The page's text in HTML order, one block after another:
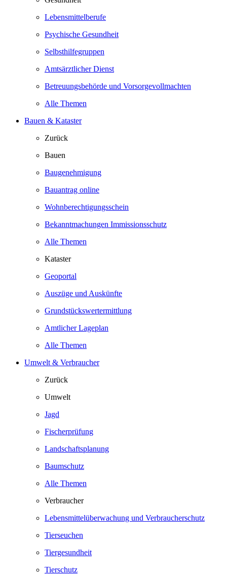
Lebensmittelberufe
Psychische Gesundheit
Selbsthilfegruppen
Amtsärztlicher Dienst
Betreuungsbehörde und Vorsorgevollmachten
Alle Themen
Bauen & Kataster
Zurück
Bauen
Baugenehmigung
Bauantrag online
Wohnberechtigungsschein
Bekanntmachungen Immissionsschutz
Alle Themen
Kataster
Geoportal
Auszüge und Auskünfte
Grundstückswertermittlung
Amtlicher Lageplan
Alle Themen
Umwelt & Verbraucher
Zurück
Umwelt
Jagd
Fischerprüfung
Landschaftsplanung
Baumschutz
Alle Themen
Verbraucher
Lebensmittelüberwachung und Verbraucherschutz
Tierseuchen
Tiergesundheit
Tierschutz